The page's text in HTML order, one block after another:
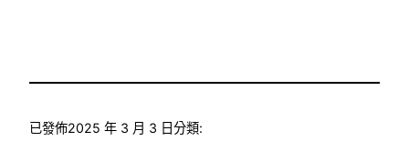
已發佈2025 年 3 月 3 日分類: